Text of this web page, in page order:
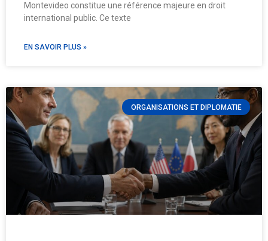
Montevideo constitue une référence majeure en droit
international public. Ce texte
EN SAVOIR PLUS »
ORGANISATIONS ET DIPLOMATIE